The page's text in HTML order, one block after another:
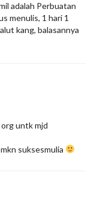
adalah Perbuatan
menulis, 1 hari 1
kang, balasannya
untk mjd
suksesmulia